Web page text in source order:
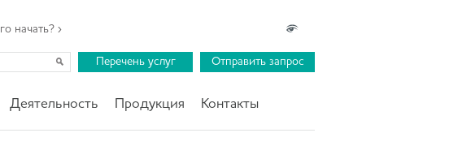
начать? ›
Перечень услуг Отправить запрос
Деятельность Продукция Контакты